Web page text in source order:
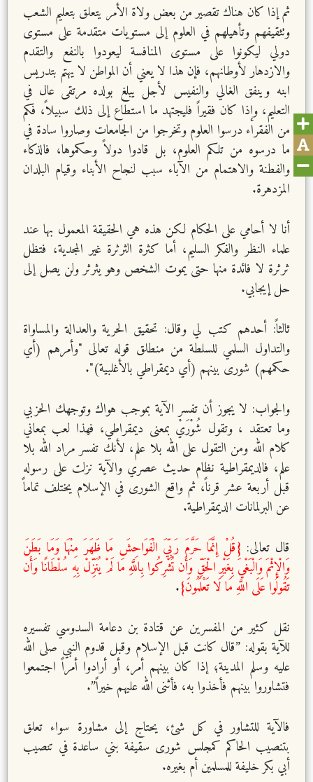
ثم إذا كان هناك تقصير من بعض ولاة الأمر يتعلق بتعليم الشعب
وتثقيفهم وتأهيلهم في العلوم إلى مستويات متقدمة على مستوى
دولي ليكونوا على مستوى المنافسة ليعودوا بالنفع والتقدم
والازدهار لأوطانهم، فإن هذا لا يعني أن المواطن لا يهتم بتدريس
ابنه وينفق الغالي والنفيس لأجل يبلغ بولده مرتقى عال في
التعليم، وإذا كان فقيراً فليجتهد ما استطاع إلى ذلك سبيلاً، فكم
من الفقراء درسوا العلوم وتخرجوا من الجامعات وصاروا سادة في
ما درسوه من تلكم العلوم، بل قادوا دولاً وحكموها، فالذكاء
والفطنة والاهتمام من الآباء سبب لنجاح الأبناء وقيام البلدان
المزدهرة.
أنا لا أحامي على الحكام لكن هذه هي الحقيقة المعمول بها عند
علماء النظر والفكر السليم، أما كثرة الثرثرة غير المجدية، فتظل
ثرثرة لا فائدة منها حتى يموت الشخص وهو يثرثر ولن يصل إلى
حل إيجابي.
ثالثاً: أحدهم كتب لي وقال: تحقيق الحرية والعدالة والمساواة
والتداول السلمي للسلطة من منطلق قوله تعالى "وأمرهم (أي
حكمهم) شورى بينهم (أي ديمقراطي بالأغلبية)".
والجواب: لا يجوز أن تفسر الآية بموجب هواك وتوجهك الحزبي
وما تعتقد ، وتقول شُوْرَيْ بمعنى ديمقراطي، فهذا لعب بمعاني
كلام الله ومن التقول على الله بلا علم، لأنك تفسر مراد الله بلا
علم، فالديمقراطية نظام حديث عصري والآية نزلت على رسوله
قبل أربعة عشر قرناً، ثم واقع الشورى في الإسلام يختلف تماماً
عن البرلمانات الديمقراطية.
قال تعالى: {قُلْ إِنَّمَا حَرَّمَ رَبِّيَ الْفَوَاحِشَ مَا ظَهَرَ مِنْهَا وَمَا بَطَنَ
وَالْإِثْمَ وَالْبَغْيَ بِغَيْرِ الْحَقِّ وَأَن تُشْرِكُوا بِاللَّهِ مَا لَمْ يُنَزِّلْ بِهِ سُلْطَانًا وَأَن
تَقُولُوا عَلَى اللَّهِ مَا لَا تَعْلَمُونَ}.
نقل كثير من المفسرين عن قتادة بن دعامة السدوسي تفسيره
للآية بقوله: ”قال كانت قبل الإسلام وقبل قدوم النبي صلى الله
عليه وسلم المدينة؛ إذا كان بينهم أمر، أو أرادوا أمراً اجتمعوا
فتشاوروا بينهم فأخذوا به، فأثنى الله عليهم خيراً”.
فالآية للتشاور في كل شئ، يحتاج إلى مشاورة سواء تعلق
بتنصيب الحاكم كمجلس شورى سقيفة بني ساعدة في تنصيب
أبي بكر خليفة للمسلمين أم بغيره.